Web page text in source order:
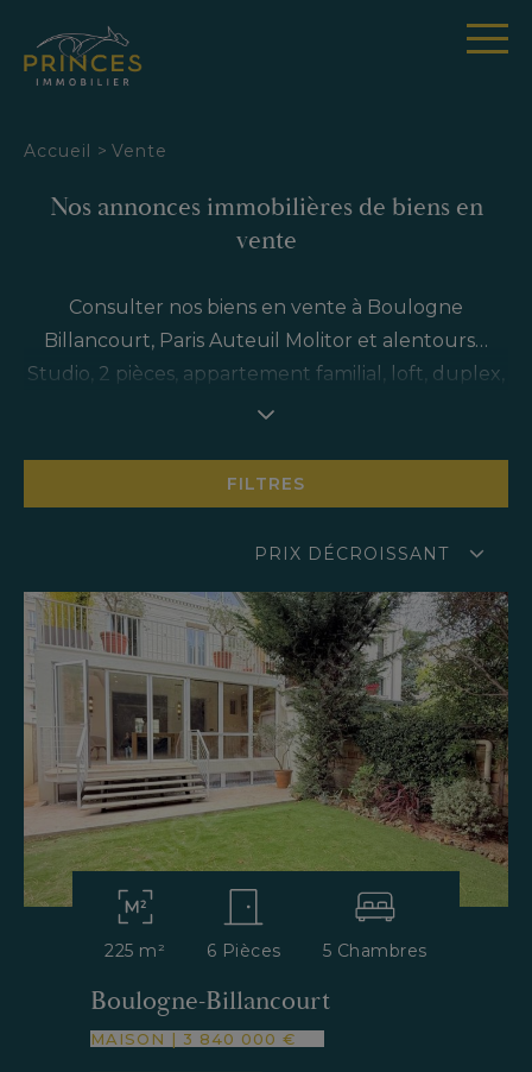
Accueil > Vente
Nos annonces immobilières de biens en
vente
Consulter nos biens en vente à Boulogne
Billancourt, Paris Auteuil Molitor et alentours…
Studio, 2 pièces, appartement familial, loft, duplex,
maison : pour chaque bien un projet sur mesure.
demandes (achat appartement pour résidence
principale ou secondaire, investissement locatif….)
FILTRES
PRIX DÉCROISSANT
225 m² 6 Pièces 5 Chambres
Boulogne-Billancourt
MAISON | 3 840 000 €